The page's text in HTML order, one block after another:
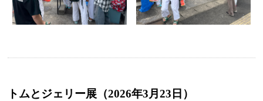
トムとジェリー展（2026年3月23日）